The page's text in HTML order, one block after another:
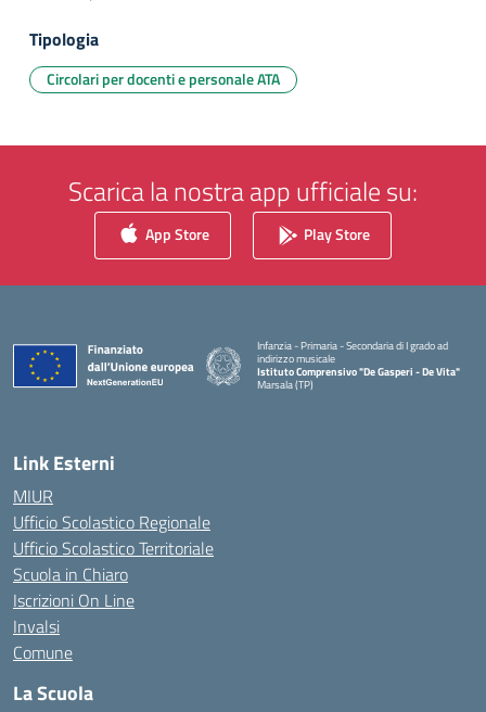
Tipologia
Circolari per docenti e personale ATA
Scarica la nostra app ufficiale su:
App Store Play Store
Infanzia - Primaria - Secondaria di I grado ad
indirizzo musicale
Istituto Comprensivo "De Gasperi - De Vita"
Marsala (TP)
Link Esterni
MIUR
Ufficio Scolastico Regionale
Ufficio Scolastico Territoriale
Scuola in Chiaro
Iscrizioni On Line
Invalsi
Comune
La Scuola